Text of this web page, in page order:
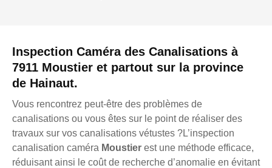
Inspection Caméra des Canalisations à
7911 Moustier et partout sur la province
de Hainaut.
Vous rencontrez peut-être des problèmes de
canalisations ou vous êtes sur le point de réaliser des
travaux sur vos canalisations vétustes ?L’inspection
canalisation caméra Moustier est une méthode efficace,
réduisant ainsi le coût de recherche d’anomalie en évitant